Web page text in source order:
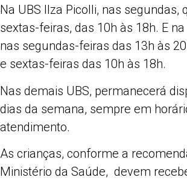
Na UBS Ilza Picolli, nas segundas,
sextas-feiras, das 10h às 18h. E
nas segundas-feiras das 13h às
e sextas-feiras das 10h às 18h.
Nas demais UBS, permanecerá
dias da semana, sempre em
atendimento.
As crianças, conforme a
Ministério da Saúde, devem